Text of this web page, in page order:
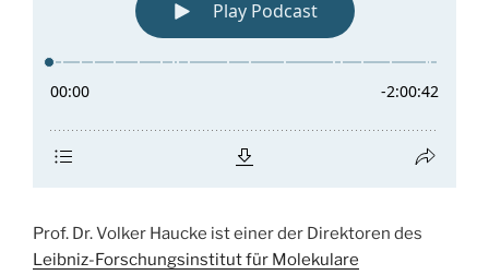
Prof. Dr. Volker Haucke ist einer der Direktoren des
Leibniz-Forschungsinstitut für Molekulare